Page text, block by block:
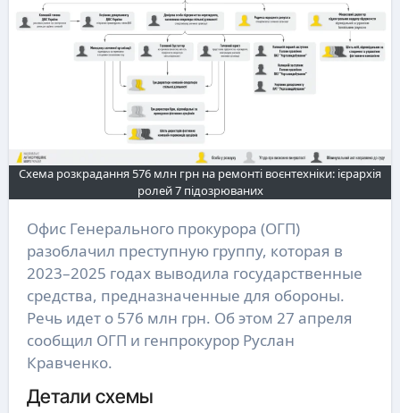
Схема розкрадання 576 млн грн на ремонті воєнтехніки: ієрархія
ролей 7 підозрюваних
Офис Генерального прокурора (ОГП)
разоблачил преступную группу, которая в
2023–2025 годах выводила государственные
средства, предназначенные для обороны.
Речь идет о 576 млн грн. Об этом 27 апреля
сообщил ОГП и генпрокурор Руслан
Кравченко.
Детали схемы